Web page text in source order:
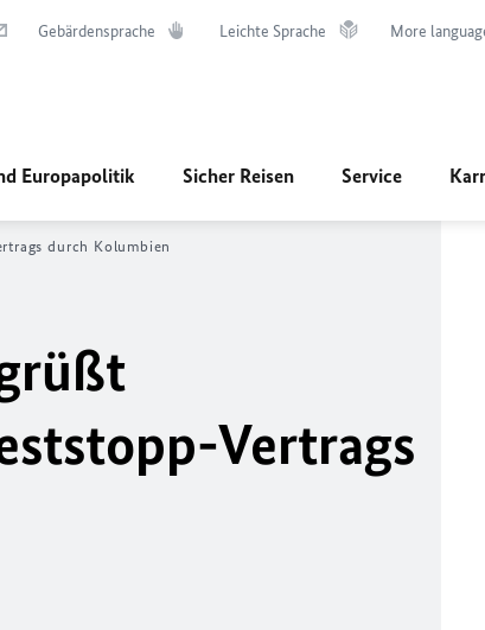
Gebärdensprache Leichte Sprache More
Europapolitik Sicher Reisen Service
durch Kolumbien
Vertrags